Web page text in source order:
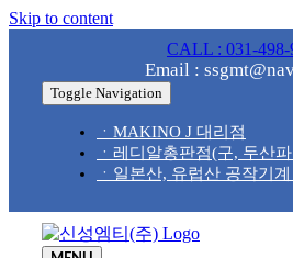
Skip to content
CALL : 031-498-
Email :
Toggle Navigation
ㆍMAKINO J 대리점
ㆍ레디알총판점(구, 두산
ㆍ일본산, 유럽산 공작기